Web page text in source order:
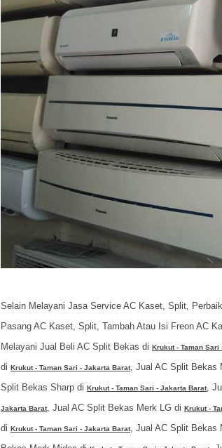
Selain Melayani Jasa Service AC Kaset, Split,
Pasang AC Kaset, Split, Tambah Atau Isi Freon AC
Melayani Jual Beli AC Split Bekas di Krukut - Taman Sari
di Krukut - Taman Sari - Jakarta Barat, Jual AC Split Bekas
Split Bekas Sharp di Krukut - Taman Sari - Jakarta Barat,
Jakarta Barat, Jual AC Split Bekas Merk LG di Krukut -
di Krukut - Taman Sari - Jakarta Barat, Jual AC Split Bekas